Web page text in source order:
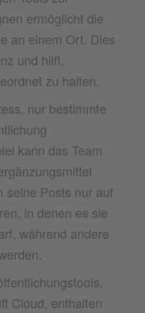
ermöglicht die
an einem Ort. Dies
und hilft,
zu halten.
nur bestimmte
kann das Team
seine Posts nur auf
in denen es sie
während andere
Cloud, enthalten